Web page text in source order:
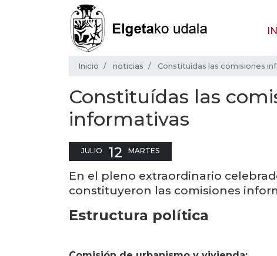
Inicio noticias Constituídas las comisiones
Constituídas las
informativas
JULIO 12 MARTES
En el pleno extraordinario
constituyeron las comisiones
Estructura política